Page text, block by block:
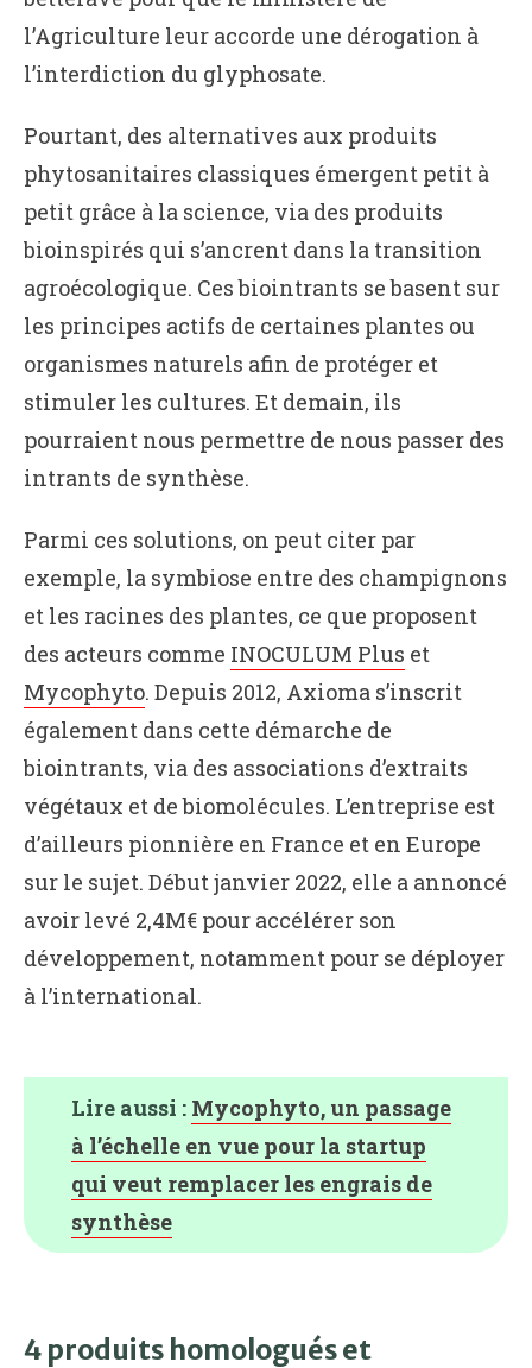
l’Agriculture leur accorde une dérogation à
l’interdiction du glyphosate.
Pourtant, des alternatives aux produits
phytosanitaires classiques émergent petit à
petit grâce à la science, via des produits
bioinspirés qui s’ancrent dans la transition
agroécologique. Ces biointrants se basent sur
les principes actifs de certaines plantes ou
organismes naturels afin de protéger et
stimuler les cultures. Et demain, ils
pourraient nous permettre de nous passer des
intrants de synthèse.
Parmi ces solutions, on peut citer par
exemple, la symbiose entre des champignons
et les racines des plantes, ce que proposent
des acteurs comme INOCULUM Plus et
Mycophyto. Depuis 2012, Axioma s’inscrit
également dans cette démarche de
biointrants, via des associations d’extraits
végétaux et de biomolécules. L’entreprise est
d’ailleurs pionnière en France et en Europe
sur le sujet. Début janvier 2022, elle a annoncé
avoir levé 2,4M€ pour accélérer son
développement, notamment pour se déployer
à l’international.
Lire aussi : Mycophyto, un passage
à l’échelle en vue pour la startup
qui veut remplacer les engrais de
synthèse
4 produits homologués et